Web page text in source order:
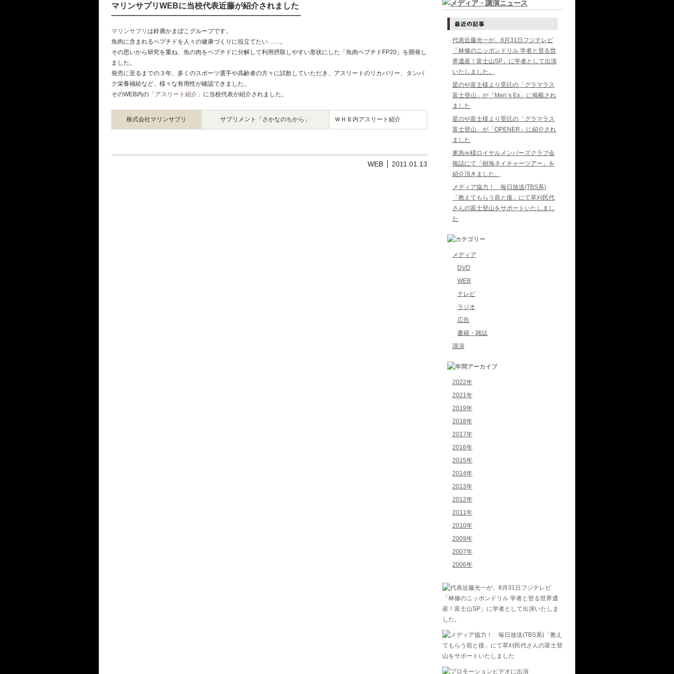
マリンサプリWEBに当校代表近藤が紹介されました
マリンサプリ は鈴廣かまぼこグループです。
魚肉に含まれるペプチドを人々の健康づくりに役立てたい……。
その思いから研究を重ね、魚の肉をペプチドに分解して利用摂取しやすい形状にした「魚肉ペプチドFP20」を開発し
ました。
発売に至るまでの３年、多くのスポーツ選手や高齢者の方々に試飲していただき、アスリートのリカバリー、タンパ
ク栄養補給など、様々な有用性が確認できました。
そのWEB内の 「アスリート紹介」 に当校代表が紹介されました。
株式会社マリンサプリ サプリメント「さかなのちから」 ＷＨＢ内アスリート紹介
WEB 2011.01.13
代表近藤光一が、8月31日フジテレビ
「林修のニッポンドリル 学者と登る世
界遺産！富士山SP」に学者として出演
いたしました。
星のや富士様より受託の「グラマラス
富士登山」が「Men`s Ex」に掲載され
ました
星のや富士様より受託の「グラマラス
富士登山」が「OPENER」に紹介され
ました
東急㈱様ロイヤルメンバーズクラブ会
報誌にて「樹海ネイチャーツアー」を
紹介頂きました。
メディア協力！ 毎日放送(TBS系)
「教えてもらう前と後」にて草刈民代
さんの富士登山をサポートいたしまし
た
メディア
DVD
WEB
テレビ
ラジオ
広告
書籍・雑誌
講演
2022年
2021年
2019年
2018年
2017年
2016年
2015年
2014年
2013年
2012年
2011年
2010年
2009年
2007年
2006年